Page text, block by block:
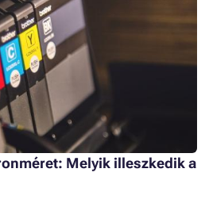
Melyik illeszkedik a